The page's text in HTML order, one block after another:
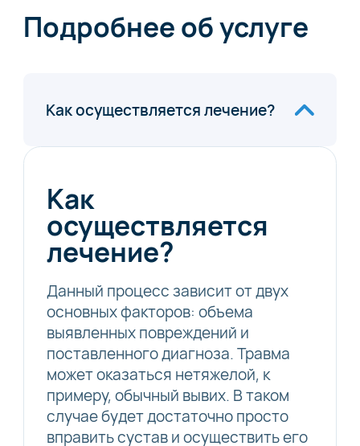
Подробнее об услуге
Как осуществляется лечение?
Как
осуществляется
лечение?
Данный процесс зависит от двух
основных факторов: объема
выявленных повреждений и
поставленного диагноза. Травма
может оказаться нетяжелой, к
примеру, обычный вывих. В таком
случае будет достаточно просто
вправить сустав и осуществить его